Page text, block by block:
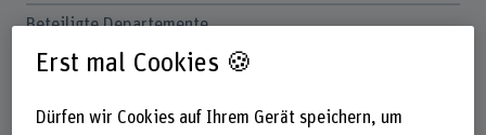
Beteiligte Departemente
Pflege
Erst mal Cookies 🍪
Dürfen wir Cookies auf Ihrem Gerät speichern, um